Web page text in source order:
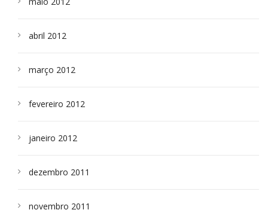
abril 2012
março 2012
fevereiro 2012
janeiro 2012
dezembro 2011
novembro 2011